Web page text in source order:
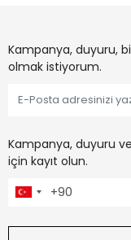
Kampanya, duyuru,
olmak istiyorum.
Kampanya, duyuru
için kayıt olun.